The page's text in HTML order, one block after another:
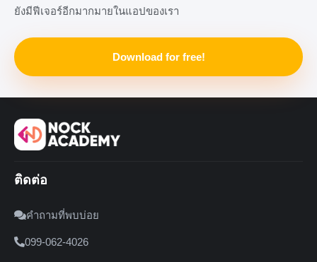
ยังมีฟีเจอร์อีกมากมายในแอปของเรา
Download for free!
ติดต่อ
คำถามที่พบบ่อย
099-062-4026